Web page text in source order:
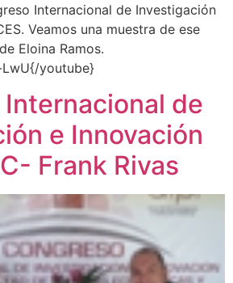
Internacional de Investigación
Veamos una muestra de ese
Eloina Ramos.
youtube}
de
e Innovación
Frank Rivas